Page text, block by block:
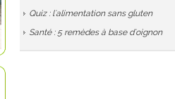
Quiz : l'alimentation sans gluten
Santé : 5 remèdes à base d'oignon